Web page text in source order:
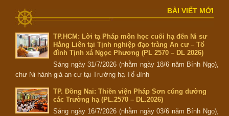
BÀI VIẾT MỚI
TP.HCM: Lời tạ Pháp môn học cuối hạ đến Ni sư
Hằng Liên tại Tịnh nghiệp đạo tràng An cư – Tổ
đình Tịnh xá Ngọc Phương (PL 2570 – DL 2026)
Sáng ngày 31/7/2026 (nhằm ngày 18/6 năm Bính Ngọ),
chư Ni hành giả an cư tại Trường hạ Tổ đình
TP. Đồng Nai: Thiền viện Pháp Sơn cúng dường
các Trường hạ (PL.2570 – DL.2026)
Sáng ngày 16/7/2026 (nhằm ngày 03/6 năm Bính Ngọ),